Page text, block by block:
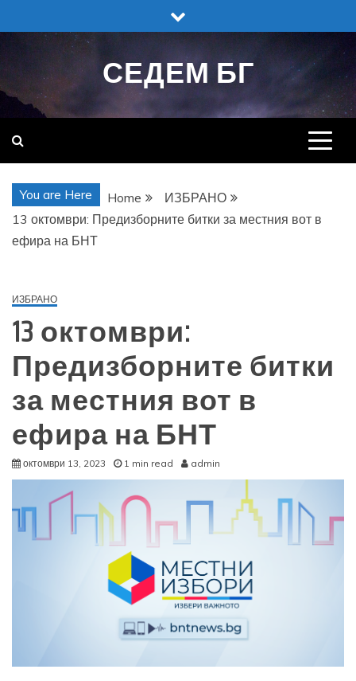
to
СЕДЕМ БГ
You are Here Home
ИЗБРАНО
13 октомври: Предизборните битки за местния вот в
ефира на БНТ
ИЗБРАНО
13 октомври:
Предизборните битки
за местния вот в
ефира на БНТ
октомври 13, 2023 1 min read admin